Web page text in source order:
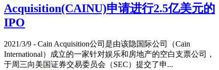
Acquisition(CAINU)申请进行2.5亿美元的
IPO
2021/3/9 - Cain Acquisition公司是由该隐国际公司（Cain
International）成立的一家针对娱乐和房地产的空白支票公司，
于周三向美国证券交易委员会（SEC）提交了申...